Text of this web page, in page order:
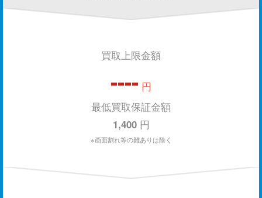
買取上限金額
---- 円
最低買取保証金額
1,400円
※画面割れ等の難ありは除く